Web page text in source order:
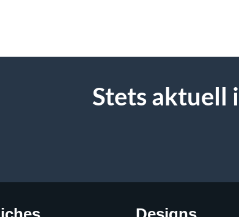
Stets aktuell